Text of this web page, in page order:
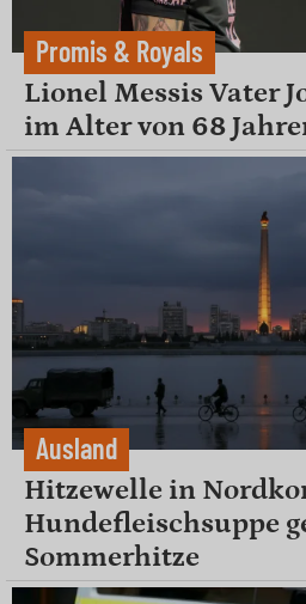
Promis & Royals
Lionel Messis Vater
im Alter von 68
Ausland
Hitzewelle in
Hundefleischsuppe
Sommerhitze